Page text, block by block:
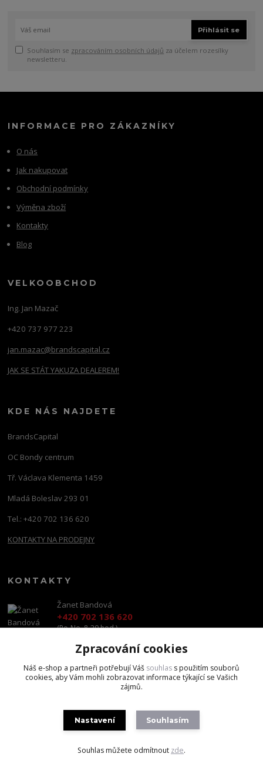
Přihlásit se
Souhlasím se zpracováním osobních údajů za účelem rozesílky
newsletteru.
INFORMACE PRO ZÁKAZNÍKY
O nás
Jak nakupovat
Obchodní podmínky
Výměna zboží
Kontakty
Blog
VELKOOBCHOD
Ing. Jan Mazač
+420 737 977 223
jan.mazac@brandscapital.cz
JAK SE STÁT YAKUZA DEALEREM!
KDE NÁS NAJDETE
BrandsCapital
OC Bondy centrum
Tř. Václava Klementa 1459
Mladá Boleslav 293 01
Tel.: +420 702 136 620
KONTAKTY NA PRODEJNY
KONTAKTY
Žanet Bandová
+420 702 136 620
(Po-Ne, 8-20 hod.)
shop@brandscapital.cz
Zpracování cookies
Náš e-shop a partneři potřebují Váš souhlas s použitím souborů
cookies, aby Vám mohli zobrazovat informace týkající se Vašich
zájmů.
Nastavení Souhlasím
Souhlas můžete odmítnout zde.